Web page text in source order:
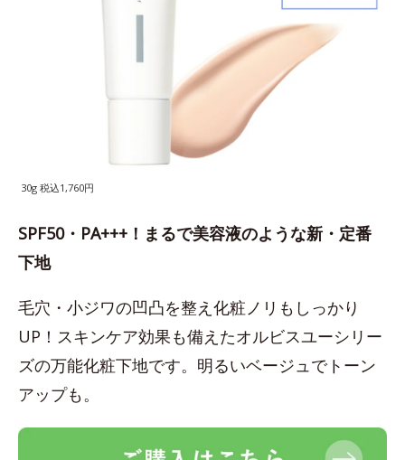
30g 税込1,760円
SPF50・PA+++！まるで美容液のような新・定番
下地
毛穴・小ジワの凹凸を整え化粧ノリもしっかり
UP！スキンケア効果も備えたオルビスユーシリー
ズの万能化粧下地です。明るいベージュでトーン
アップも。